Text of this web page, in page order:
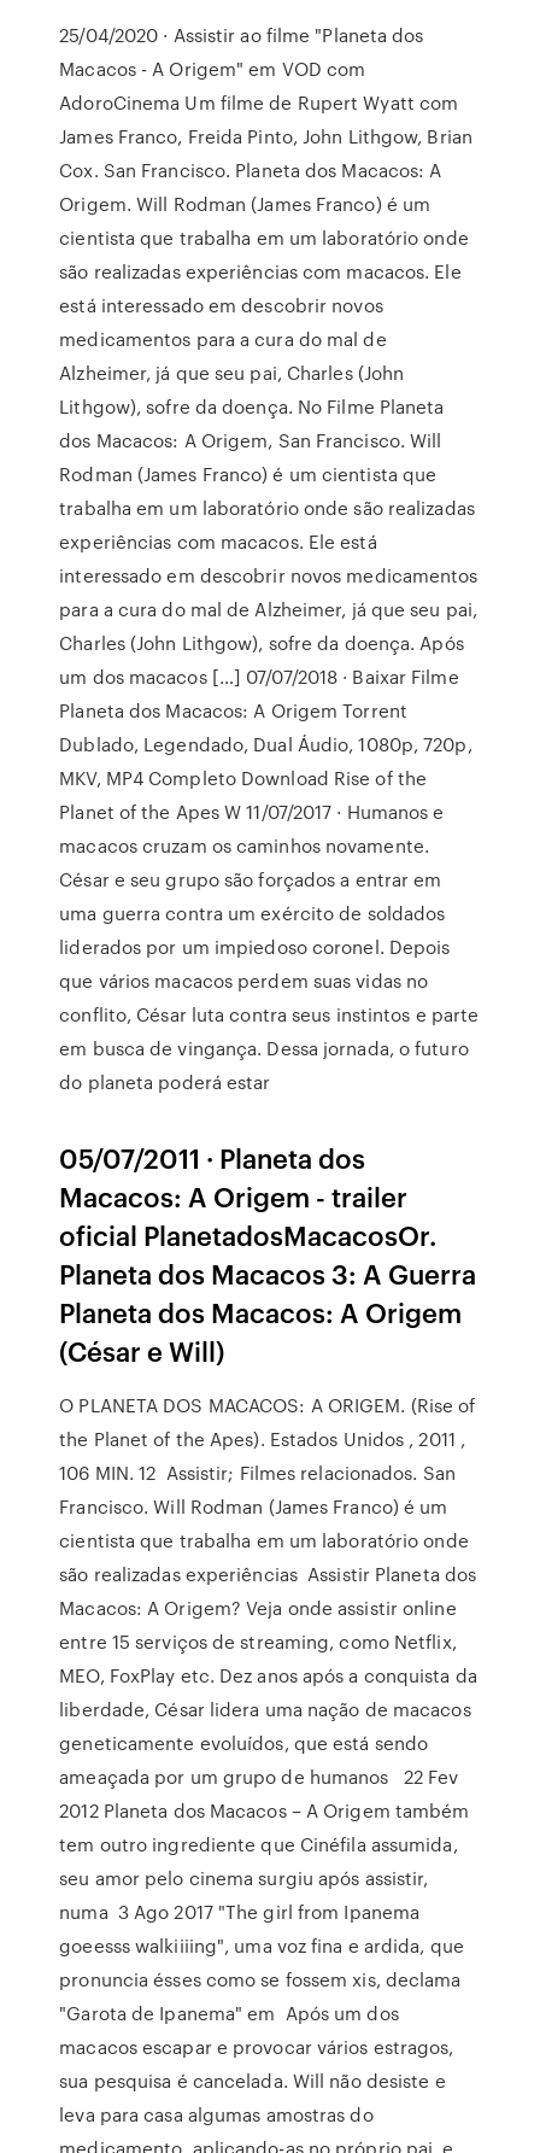
25/04/2020 · Assistir ao filme "Planeta dos
Macacos - A Origem" em VOD com
AdoroCinema Um filme de Rupert Wyatt com
James Franco, Freida Pinto, John Lithgow, Brian
Cox. San Francisco. Planeta dos Macacos: A
Origem. Will Rodman (James Franco) é um
cientista que trabalha em um laboratório onde
são realizadas experiências com macacos. Ele
está interessado em descobrir novos
medicamentos para a cura do mal de
Alzheimer, já que seu pai, Charles (John
Lithgow), sofre da doença. No Filme Planeta
dos Macacos: A Origem, San Francisco. Will
Rodman (James Franco) é um cientista que
trabalha em um laboratório onde são realizadas
experiências com macacos. Ele está
interessado em descobrir novos medicamentos
para a cura do mal de Alzheimer, já que seu pai,
Charles (John Lithgow), sofre da doença. Após
um dos macacos […] 07/07/2018 · Baixar Filme
Planeta dos Macacos: A Origem Torrent
Dublado, Legendado, Dual Áudio, 1080p, 720p,
MKV, MP4 Completo Download Rise of the
Planet of the Apes W 11/07/2017 · Humanos e
macacos cruzam os caminhos novamente.
César e seu grupo são forçados a entrar em
uma guerra contra um exército de soldados
liderados por um impiedoso coronel. Depois
que vários macacos perdem suas vidas no
conflito, César luta contra seus instintos e parte
em busca de vingança. Dessa jornada, o futuro
do planeta poderá estar
05/07/2011 · Planeta dos
Macacos: A Origem - trailer
oficial PlanetadosMacacosOr.
Planeta dos Macacos 3: A Guerra
Planeta dos Macacos: A Origem
(César e Will)
O PLANETA DOS MACACOS: A ORIGEM. (Rise of
the Planet of the Apes). Estados Unidos , 2011 ,
106 MIN. 12 Assistir; Filmes relacionados. San
Francisco. Will Rodman (James Franco) é um
cientista que trabalha em um laboratório onde
são realizadas experiências Assistir Planeta dos
Macacos: A Origem? Veja onde assistir online
entre 15 serviços de streaming, como Netflix,
MEO, FoxPlay etc. Dez anos após a conquista da
liberdade, César lidera uma nação de macacos
geneticamente evoluídos, que está sendo
ameaçada por um grupo de humanos 22 Fev
2012 Planeta dos Macacos – A Origem também
tem outro ingrediente que Cinéfila assumida,
seu amor pelo cinema surgiu após assistir,
numa 3 Ago 2017 "The girl from Ipanema
goeesss walkiiiing", uma voz fina e ardida, que
pronuncia ésses como se fossem xis, declama
"Garota de Ipanema" em Após um dos
macacos escapar e provocar vários estragos,
sua pesquisa é cancelada. Will não desiste e
leva para casa algumas amostras do
medicamento, aplicando-as no próprio pai, e